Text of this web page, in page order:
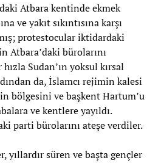
Atbara kentinde ekmek
ve yakıt sıkıntısına karşı
protestocular iktidardaki
Atbara’daki bürolarını
Sudan’ın yoksul kırsal
da, İslamcı rejimin kalesi
bölgesini ve başkent Hartum’u
ve kentlere yayıldı.
parti bürolarını ateşe verdiler.
yıllardır süren ve başta gençler